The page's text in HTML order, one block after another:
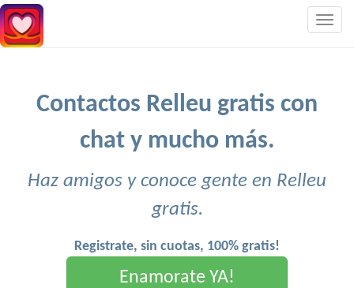
Contactos Relleu gratis con
chat y mucho más.
Haz amigos y conoce gente en Relleu
gratis.
Registrate, sin cuotas, 100% gratis!
Enamorate YA!